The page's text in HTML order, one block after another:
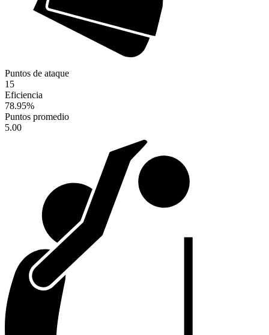
Puntos de ataque
15
Eficiencia
78.95%
Puntos promedio
5.00